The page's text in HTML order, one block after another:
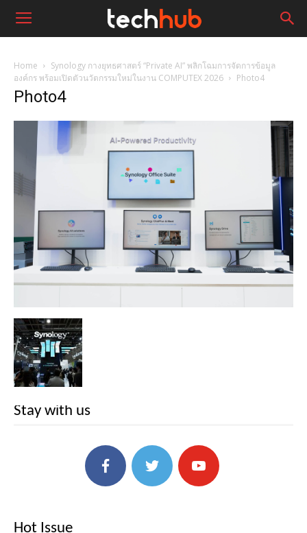
Home
Synology กางยุทธศาสตร์ “Private AI” พลิกโฉมการจัดการข้อมูล
องค์กร พร้อมเปิดตัวนวัตกรรมใหม่ในงาน COMPUTEX 2026
Photo4
Photo4
Stay with us
Hot Issue